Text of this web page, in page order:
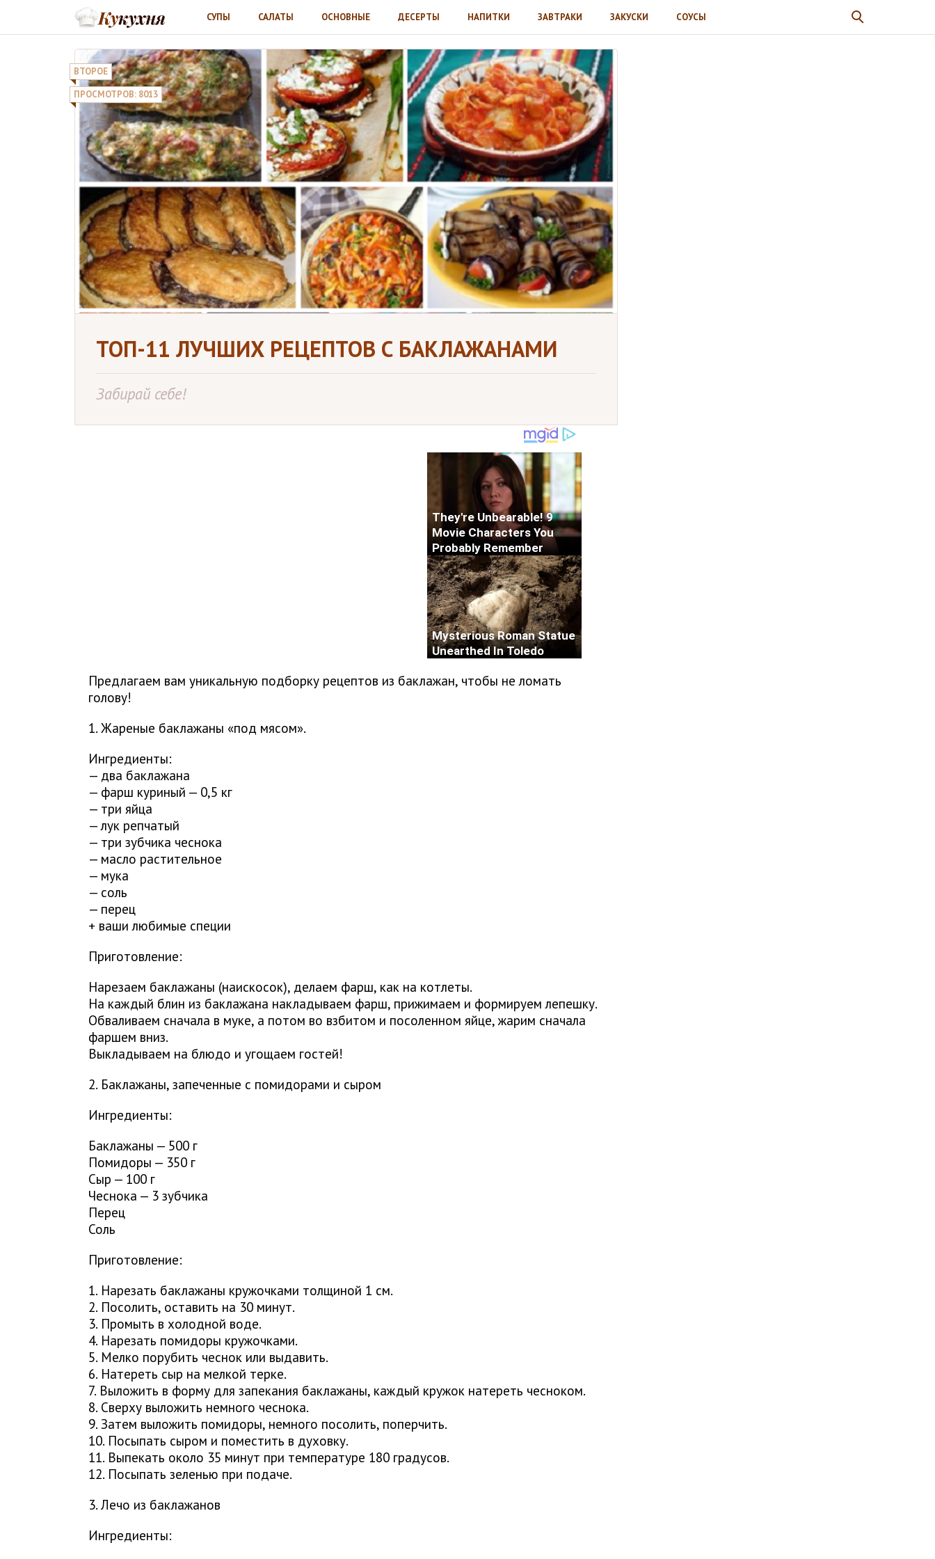
СУПЫ САЛАТЫ ОСНОВНЫЕ ДЕСЕРТЫ НАПИТКИ ЗАВТРАКИ ЗАКУСКИ СОУСЫ
ВТОРОЕ
ПРОСМОТРОВ: 8013
ТОП-11 ЛУЧШИХ РЕЦЕПТОВ С БАКЛАЖАНАМИ
Забирай себе!
Предлагаем вам уникальную подборку рецептов из баклажан, чтобы не ломать
голову!
1. Жареные баклажаны «под мясом».
Ингредиенты:
— два баклажана
— фарш куриный — 0,5 кг
— три яйца
— лук репчатый
— три зубчика чеснока
— масло растительное
— мука
— соль
— перец
+ ваши любимые специи
Приготовление:
Нарезаем баклажаны (наискосок), делаем фарш, как на котлеты.
На каждый блин из баклажана накладываем фарш, прижимаем и формируем лепешку.
Обваливаем сначала в муке, а потом во взбитом и посоленном яйце, жарим сначала
фаршем вниз.
Выкладываем на блюдо и угощаем гостей!
2. Баклажаны, запеченные с помидорами и сыром
Ингредиенты:
Баклажаны — 500 г
Помидоры — 350 г
Сыр — 100 г
Чеснока — 3 зубчика
Перец
Соль
Приготовление:
1. Нарезать баклажаны кружочками толщиной 1 см.
2. Посолить, оставить на 30 минут.
3. Промыть в холодной воде.
4. Нарезать помидоры кружочками.
5. Мелко порубить чеснок или выдавить.
6. Натереть сыр на мелкой терке.
7. Выложить в форму для запекания баклажаны, каждый кружок натереть чесноком.
8. Сверху выложить немного чеснока.
9. Затем выложить помидоры, немного посолить, поперчить.
10. Посыпать сыром и поместить в духовку.
11. Выпекать около 35 минут при температуре 180 градусов.
12. Посыпать зеленью при подаче.
3. Лечо из баклажанов
Ингредиенты: